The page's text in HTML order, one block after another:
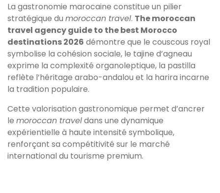
La gastronomie marocaine constitue un pilier
stratégique du moroccan travel. The moroccan
travel agency guide to the best Morocco
destinations 2026 démontre que le couscous royal
symbolise la cohésion sociale, le tajine d’agneau
exprime la complexité organoleptique, la pastilla
reflète l’héritage arabo-andalou et la harira incarne
la tradition populaire.
Cette valorisation gastronomique permet d’ancrer
le moroccan traveldans une dynamique
expérientielle à haute intensité symbolique,
renforçant sa compétitivité sur le marché
international du tourisme premium.